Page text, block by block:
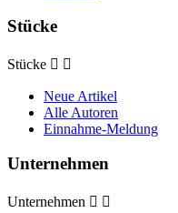
Stücke
Stücke  
Neue Artikel
Alle Autoren
Einnahme-Meldung
Unternehmen
Unternehmen  